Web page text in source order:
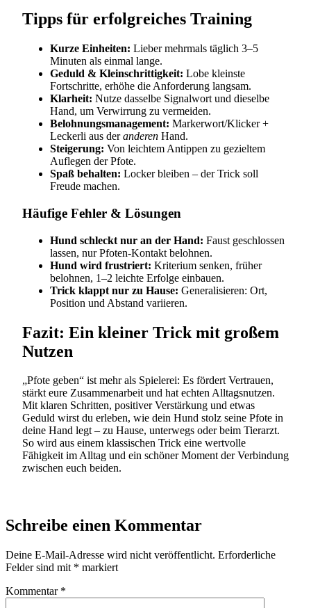
Tipps für erfolgreiches Training
Kurze Einheiten: Lieber mehrmals täglich 3–5
Minuten als einmal lange.
Geduld & Kleinschrittigkeit: Lobe kleinste
Fortschritte, erhöhe die Anforderung langsam.
Klarheit: Nutze dasselbe Signalwort und dieselbe
Hand, um Verwirrung zu vermeiden.
Belohnungsmanagement: Markerwort/Klicker +
Leckerli aus deranderen Hand.
Steigerung: Von leichtem Antippen zu gezieltem
Auflegen der Pfote.
Spaß behalten: Locker bleiben – der Trick soll
Freude machen.
Häufige Fehler & Lösungen
Hund schleckt nur an der Hand: Faust geschlossen
lassen, nur Pfoten‑Kontakt belohnen.
Hund wird frustriert: Kriterium senken, früher
belohnen, 1–2 leichte Erfolge einbauen.
Trick klappt nur zu Hause: Generalisieren: Ort,
Position und Abstand variieren.
Fazit: Ein kleiner Trick mit großem
Nutzen
„Pfote geben“ ist mehr als Spielerei: Es fördert Vertrauen,
stärkt eure Zusammenarbeit und hat echten Alltagsnutzen.
Mit klaren Schritten, positiver Verstärkung und etwas
Geduld wirst du erleben, wie dein Hund stolz seine Pfote in
deine Hand legt – zu Hause, unterwegs oder beim Tierarzt.
So wird aus einem klassischen Trick eine wertvolle
Fähigkeit im Alltag und ein schöner Moment der Verbindung
zwischen euch beiden.
Schreibe einen Kommentar
Deine E-Mail-Adresse wird nicht veröffentlicht. Erforderliche
Felder sind mit * markiert
Kommentar *